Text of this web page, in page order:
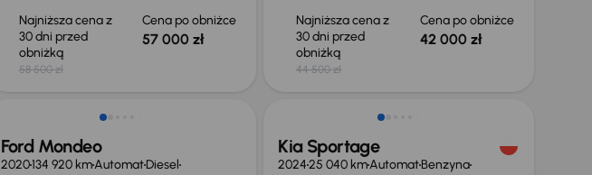
Najniższa cena z
30 dni przed
obniżką
58 500 zł
Cena po obniżce
57 000 zł
Najniższa cena z
30 dni przed
obniżką
44 500 zł
Cena po obniżce
42 000 zł
Taniej o 1 000 zł
Ford Mondeo
2020134 920 kmAutomatDiesel
Taniej o 1 000 zł
Kia Sportage
202425 040 kmAutomatBenzyna